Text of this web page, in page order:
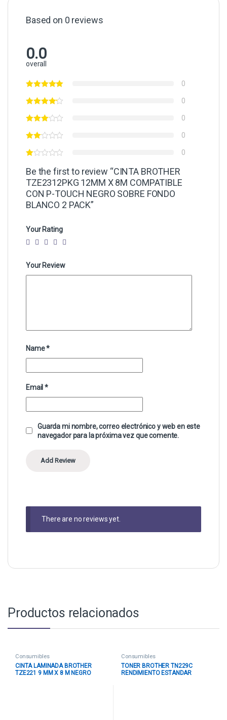
Based on 0 reviews
0.0
overall
0
0
0
0
0
Be the first to review “CINTA BROTHER
TZE2312PKG 12MM X 8M COMPATIBLE
CON P-TOUCH NEGRO SOBRE FONDO
BLANCO 2 PACK”
Your Rating
Your Review
Name*
Email*
Guarda mi nombre, correo electrónico y web en este
navegador para la próxima vez que comente.
There are no reviews yet.
Productos relacionados
Consumibles
CINTA LAMINADA BROTHER
TZE221 9 MM X 8 M NEGRO
Consumibles
TONER BROTHER TN229C
RENDIMIENTO ESTANDAR